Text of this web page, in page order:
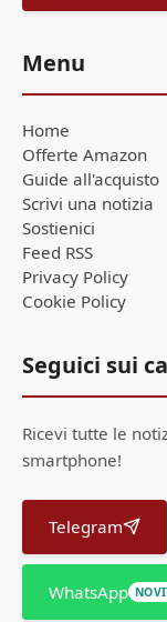
Menu
Home
Offerte Amazon
Guide all'acquisto
Scrivi una notizia
Sostienici
Feed RSS
Privacy Policy
Cookie Policy
Seguici sui
Ricevi tutte le
smartphone!
Telegram
WhatsApp